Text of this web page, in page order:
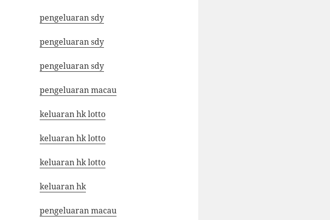
pengeluaran sdy
pengeluaran sdy
pengeluaran sdy
pengeluaran macau
keluaran hk lotto
keluaran hk lotto
keluaran hk lotto
keluaran hk
pengeluaran macau